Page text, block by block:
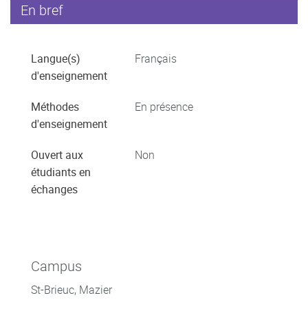
En bref
Langue(s)
d'enseignement
Français
Méthodes
d'enseignement
En présence
Ouvert aux
étudiants en
échanges
Non
Campus
St-Brieuc, Mazier